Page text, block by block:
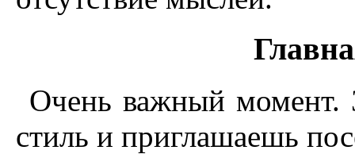
Очень важный момент.
стиль и приглашаешь